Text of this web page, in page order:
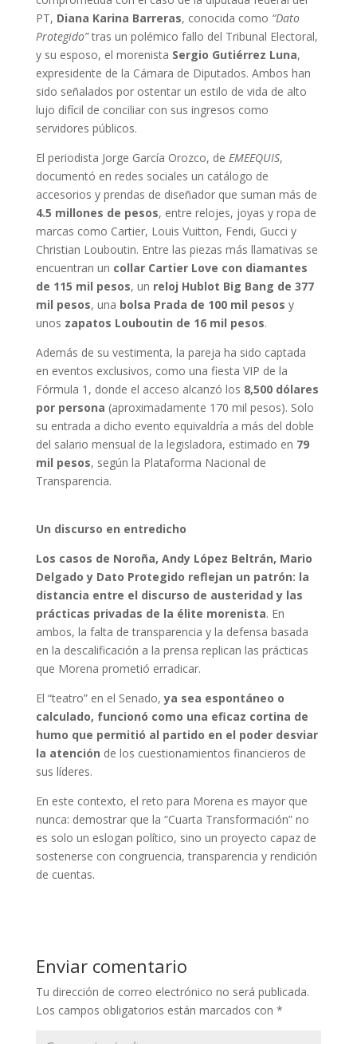
PT, Diana Karina Barreras, conocida como “Dato
Protegido”tras un polémico fallo del Tribunal Electoral,
y su esposo, el morenista Sergio Gutiérrez Luna,
expresidente de la Cámara de Diputados. Ambos han
sido señalados por ostentar un estilo de vida de alto
lujo difícil de conciliar con sus ingresos como
servidores públicos.
El periodista Jorge García Orozco, de EMEEQUIS,
documentó en redes sociales un catálogo de
accesorios y prendas de diseñador que suman más de
4.5 millones de pesos, entre relojes, joyas y ropa de
marcas como Cartier, Louis Vuitton, Fendi, Gucci y
Christian Louboutin. Entre las piezas más llamativas se
encuentran un collar Cartier Love con diamantes
de 115 mil pesos, un reloj Hublot Big Bang de 377
mil pesos, una bolsa Prada de 100 mil pesos y
unos zapatos Louboutin de 16 mil pesos.
Además de su vestimenta, la pareja ha sido captada
en eventos exclusivos, como una fiesta VIP de la
Fórmula 1, donde el acceso alcanzó los 8,500 dólares
por persona (aproximadamente 170 mil pesos). Solo
su entrada a dicho evento equivaldría a más del doble
del salario mensual de la legisladora, estimado en 79
mil pesos, según la Plataforma Nacional de
Transparencia.
Un discurso en entredicho
Los casos de Noroña, Andy López Beltrán, Mario
Delgado y Dato Protegido reflejan un patrón: la
distancia entre el discurso de austeridad y las
prácticas privadas de la élite morenista. En
ambos, la falta de transparencia y la defensa basada
en la descalificación a la prensa replican las prácticas
que Morena prometió erradicar.
El “teatro” en el Senado,ya sea espontáneo o
calculado, funcionó como una eficaz cortina de
humo que permitió al partido en el poder desviar
la atención de los cuestionamientos financieros de
sus líderes.
En este contexto, el reto para Morena es mayor que
nunca: demostrar que la “Cuarta Transformación” no
es solo un eslogan político, sino un proyecto capaz de
sostenerse con congruencia, transparencia y rendición
de cuentas.
Enviar comentario
Tu dirección de correo electrónico no será publicada.
Los campos obligatorios están marcados con *